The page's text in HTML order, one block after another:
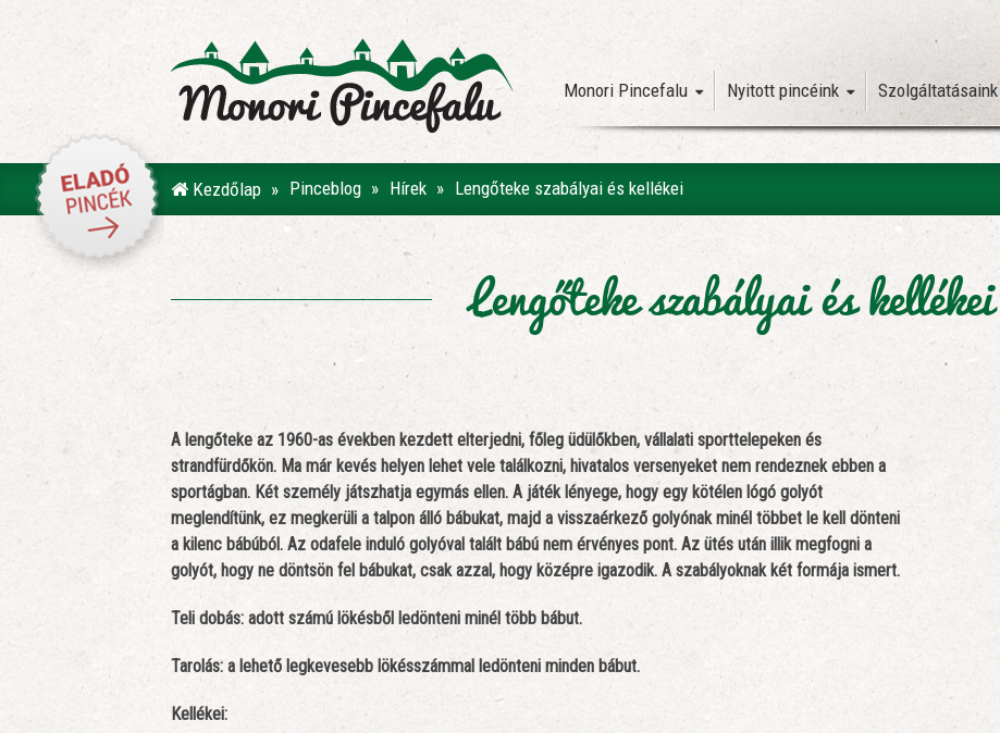
Monori Pincefalu Nyitott pincéink Szolgáltatásaink
Kezdőlap Pinceblog Hírek Lengőteke szabályai és kellékei
Lengőteke szabályai és kellékei
A lengőteke az 1960-as években kezdett elterjedni, főleg üdülőkben, vállalati sporttelepeken és
strandfürdőkön. Ma már kevés helyen lehet vele találkozni, hivatalos versenyeket nem rendeznek ebben a
sportágban. Két személy játszhatja egymás ellen. A játék lényege, hogy egy kötélen lógó golyót
meglendítünk, ez megkerüli a talpon álló bábukat, majd a visszaérkező golyónak minél többet le kell dönteni
a kilenc bábúból. Az odafele induló golyóval talált bábú nem érvényes pont. Az ütés után illik megfogni a
golyót, hogy ne döntsön fel bábukat, csak azzal, hogy középre igazodik. A szabályoknak két formája ismert.
Teli dobás: adott számú lökésből ledönteni minél több bábut.
Tarolás: a lehető legkevesebb lökésszámmal ledönteni minden bábut.
Kellékei: